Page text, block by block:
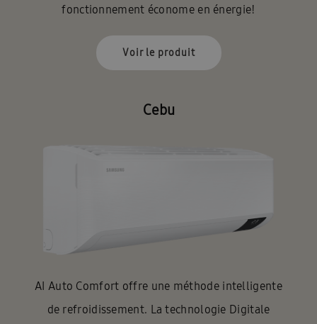
fonctionnement économe en énergie!
Voir le produit
Cebu
AI Auto Comfort offre une méthode intelligente
de refroidissement. La technologie Digitale